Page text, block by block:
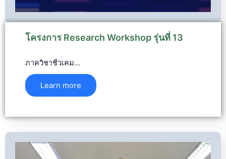
โครงการ Research Workshop รุ่นที่ 13
ภาควิชาชีวเคม…
Learn more